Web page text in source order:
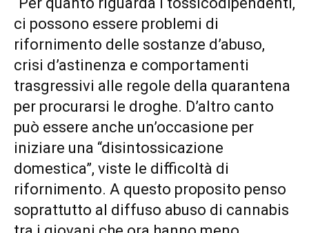
ci possono essere problemi di
rifornimento delle sostanze d’abuso,
crisi d’astinenza e comportamenti
trasgressivi alle regole della quarantena
per procurarsi le droghe. D’altro canto
può essere anche un’occasione per
iniziare una “disintossicazione
domestica”, viste le difficoltà di
rifornimento. A questo proposito penso
soprattutto al diffuso abuso di cannabis